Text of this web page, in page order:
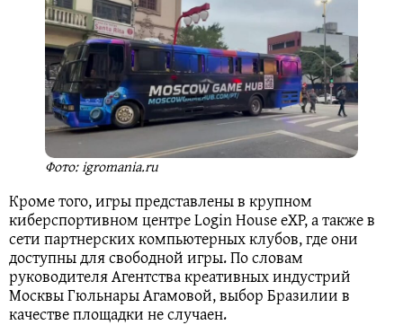
Фото: igromania.ru
Кроме того, игры представлены в крупном
киберспортивном центре Login House eXP, а также в
сети партнерских компьютерных клубов, где они
доступны для свободной игры. По словам
руководителя Агентства креативных индустрий
Москвы Гюльнары Агамовой, выбор Бразилии в
качестве площадки не случаен.